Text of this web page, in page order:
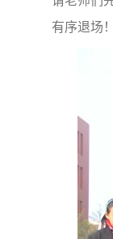
有序退场！